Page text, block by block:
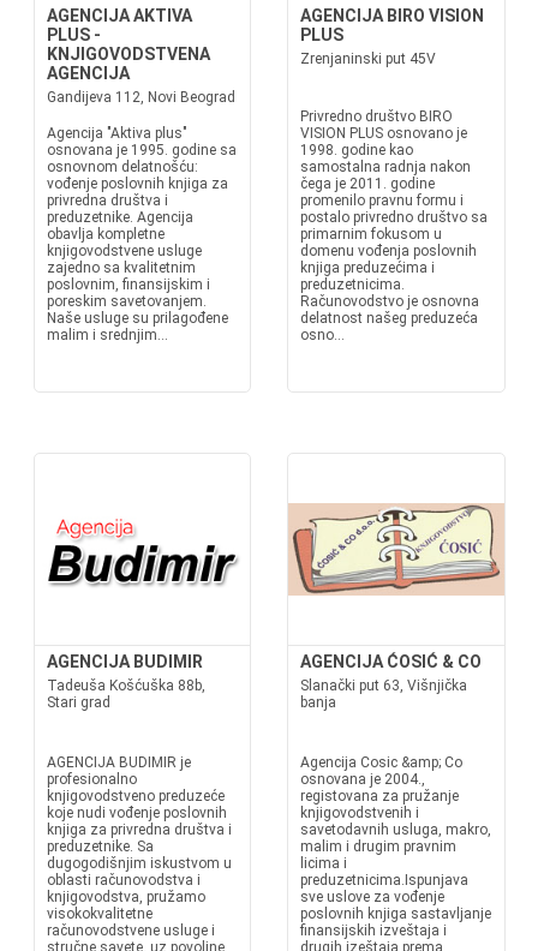
AGENCIJA AKTIVA
PLUS -
KNJIGOVODSTVENA
AGENCIJA
Gandijeva 112, Novi Beograd
Agencija "Aktiva plus"
osnovana je 1995. godine sa
osnovnom delatnošću:
vođenje poslovnih knjiga za
privredna društva i
preduzetnike. Agencija
obavlja kompletne
knjigovodstvene usluge
zajedno sa kvalitetnim
poslovnim, finansijskim i
poreskim savetovanjem.
Naše usluge su prilagođene
malim i srednjim...
AGENCIJA BIRO VISION
PLUS
Zrenjaninski put 45V
Privredno društvo BIRO
VISION PLUS osnovano je
1998. godine kao
samostalna radnja nakon
čega je 2011. godine
promenilo pravnu formu i
postalo privredno društvo sa
primarnim fokusom u
domenu vođenja poslovnih
knjiga preduzećima i
preduzetnicima.
Računovodstvo je osnovna
delatnost našeg preduzeća
osno...
AGENCIJA BUDIMIR
Tadeuša Košćuška 88b,
Stari grad
AGENCIJA BUDIMIR je
profesionalno
knjigovodstveno preduzeće
koje nudi vođenje poslovnih
knjiga za privredna društva i
preduzetnike. Sa
dugogodišnjim iskustvom u
oblasti računovodstva i
knjigovodstva, pružamo
visokokvalitetne
računovodstvene usluge i
stručne savete, uz povoljne
AGENCIJA ĆOSIĆ & CO
Slanački put 63, Višnjička
banja
Agencija Cosic &amp; Co
osnovana je 2004.,
registovana za pružanje
knjigovodstvenih i
savetodavnih usluga, makro,
malim i drugim pravnim
licima i
preduzetnicima.Ispunjava
sve uslove za vođenje
poslovnih knjiga sastavljanje
finansijskih izveštaja i
drugih izeštaja prema